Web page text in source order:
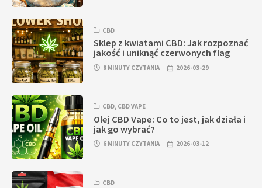
CBD
Sklep z kwiatami CBD: Jak rozpoznać
jakość i uniknąć czerwonych flag
8 MINUTY CZYTANIA 2026-03-29
CBD, CBD VAPE
Olej CBD Vape: Co to jest, jak działa i
jak go wybrać?
6 MINUTY CZYTANIA 2026-03-12
CBD